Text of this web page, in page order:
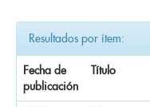
Resultados por ítem:
Fecha de
publicación
Título